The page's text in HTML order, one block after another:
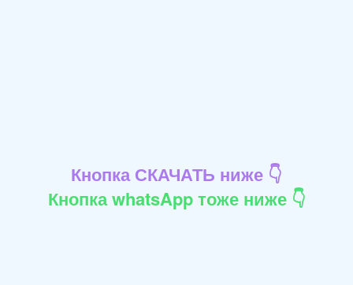
Кнопка СКАЧАТЬ ниже 👇
Кнопка whatsApp тоже ниже 👇